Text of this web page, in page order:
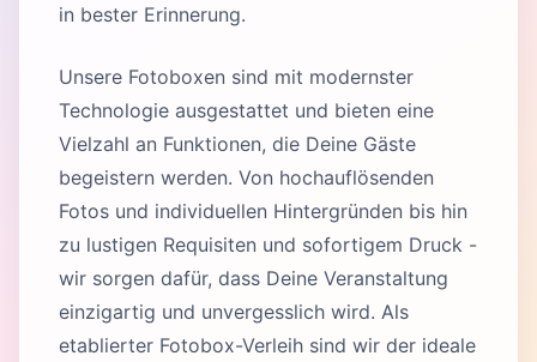
in bester Erinnerung.
Unsere Fotoboxen sind mit modernster
Technologie ausgestattet und bieten eine
Vielzahl an Funktionen, die Deine Gäste
begeistern werden. Von hochauflösenden
Fotos und individuellen Hintergründen bis hin
zu lustigen Requisiten und sofortigem Druck -
wir sorgen dafür, dass Deine Veranstaltung
einzigartig und unvergesslich wird. Als
etablierter Fotobox-Verleih sind wir der ideale